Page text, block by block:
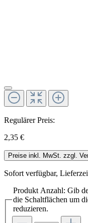
Regulärer Preis:
2,35 €
Preise inkl. MwSt. zzgl.
Sofort verfügbar,
Produkt Anzahl: Gib
die Schaltflächen um
reduzieren.